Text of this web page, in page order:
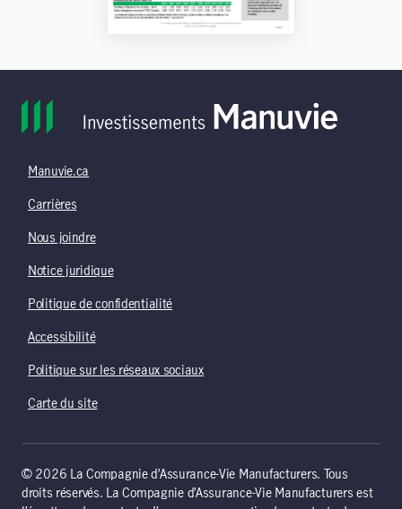
Manuvie.ca
Carrières
Nous joindre
Notice juridique
Politique de confidentialité
Accessibilité
Politique sur les réseaux sociaux
Carte du site
© 2026 La Compagnie d’Assurance-Vie Manufacturers. Tous
droits réservés. La Compagnie d’Assurance-Vie Manufacturers est